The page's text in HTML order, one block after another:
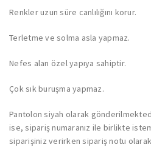
Renkler uzun süre canlılığını korur.
Terletme ve solma asla yapmaz.
Nefes alan özel yapıya sahiptir.
Çok sık buruşma yapmaz.
Pantolon siyah olarak
ise, sipariş numaranız ile birlikte
siparişiniz verirken sipariş notu